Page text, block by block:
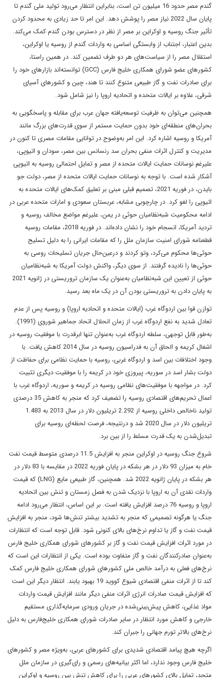
گندم مصر حدود 16 میلیون تن است، بنابراین انتظار می‌رود تولید ملی گندم تا
پایان سال 2022 نیاز مصر را پوشش دهد. این امر تا حد زیادی به محدود کردن
تأثیر جنگ روسیه و اوکراین بر مصر از نظر در دسترس بودن گندم کمک می‌کند.
بدین اعتبار، اجتناب از وابستگی اساسی به واردات گندم از روسیه یا اوکراین،
استقلال مصر را از سیاست‌های هر دو طرف تضمین کند. در همین راستا،
کشورهای عضو شورای همکاری خلیج فارس (GCC) توانسته‌اند بازارهای خود را
برای صادرات نفت و گاز طبیعی متنوع کنند تا هند، چین و کشورهای آسیای
شرقی، علاوه بر ایالات متحده و اتحادیه اروپا را نیز شامل شود.
همچنین می‌توان به ظرفیت توسعه‌یافته جهان عرب برای مقابله و پاسخگویی به
بحران‌های منطقه‌ای خود بدون حمایت مستمر از سوی قدرت‌های بزرگ مانند
آمریکا و روسیه اشاره کرد. این امر به‌وضوح در توانایی مقامات مصری تا کنون در
مدیریت و کنترل اثرات منفی بحران سد رنسانس بین مصر، سودان و اتیوپی،
علیرغم نوسانات حمایت ایالات متحده از مصر و تمایل احتمالی روسیه به اتیوپی
آشکار شده است. با توجه به نوسانات حمایت ایالات متحده از مصر، دولت جو
بایدن، در فوریه 2021، تصمیم قبلی مبنی بر تعلیق کمک‌های ایالات متحده به
اتیوپی را لغو کرد. در چارچوبی مشابه، عربستان سعودی و امارات متحده عربی در
ادامه محکومیت شبه‌نظامیان حوثی در یمن، علیرغم مواضع مخالف روسیه و
تردید آمریکا، انسجام خود را نشان داده‌اند. در فوریه 2018، مقامات روسیه
قطعنامه شورای امنیت سازمان ملل را که مقامات ایرانی را به دلیل تسلیح
حوثی‌ها محکوم می‌کرد، وتو کردند و درعین‌حال جریان تسلیحات روسی به
حوثی‌ها را نادیده گرفتند. از سوی دیگر، واکنش‌ دولت آمریکا به شبه‌نظامیان
حوثی از تعیین این شبه‌نظامیان به‌عنوان یک سازمان تروریستی در ژانویه 2021
به پایان دادن به تروریستی بودن آن در یک ماه بعد رسید.
توازن قوا بین اردوگاه غرب (ایالات متحده و اتحادیه اروپا) و روسیه پس از عدم
تعادل شدید به نفع اردوگاه غرب از زمان انحلال اتحاد جماهیر شوروی (1991).
به‌طور قابل توجهی، سلطه اردوگاه غرب به‌عنوان تنها ابرقدرت با موفقیت روسیه در
اشغال کریمه و الحاق آن به فدراسیون روسیه در سال 2014 کاهش یافت. با
وجود اختلافات بین اسد و اردوگاه غربی، روسیه با حمایت نظامی برای حفاظت از
دولت بشار اسد در سوریه، پیروزی خود در کریمه را با موفقیت دیگری تثبیت
کرد. در مواجهه با موفقیت‌های نظامی روسیه در کریمه و سوریه، اردوگاه غرب با
اعمال تحریم‌های اقتصادی روسیه را تضعیف کرد که منجر به کاهش 35 درصدی
تولید ناخالص داخلی روسیه از 2.292 تریلیون دلار در سال 2013 به 1.483
تریلیون دلار در سال 2020 شد و درنتیجه، فرصت لحظه‌ای روسیه برای
تبدیل‌شدن به یک قدرت مسلط را از بین برد.
شروع جنگ روسیه در اوکراین منجر به افزایش 11.5 درصدی متوسط قیمت نفت
خام به میزان 93 دلار در هر بشکه در پایان فوریه 2022 در مقایسه با 83 دلار در
هر بشکه در پایان ژانویه 2022 شد. همچنین، گاز طبیعی مایع (LNG) که قیمت
واردات نقدی آن به اروپا با نزدیک شدن به فصل زمستان و تنش بین اتحادیه
اروپا و روسیه 76 درصد افزایش یافته است. بر این اساس، انتظار می‌رود ادامه
جنگ یا هرگونه تصمیمی که منجر به تشدید بیشتر تنش‌ها شود، منجر به افزایش
قیمت نفت و گاز یا تداوم نرخ‌های بالای کنونی شود. قابل توجه است که انتظارات
در مورد اثرات افزایش قیمت نفت و گاز بر کشورهای شورای همکاری خلیج فارس
به‌عنوان صادرکنندگان نفت و گاز متفاوت بوده است. یکی از انتظارات این است که
نرخ‌های فعلی به درآمد خالص ملی کشورهای شورای همکاری خلیج فارس کمک
کند تا از اثرات منفی اقتصادی شیوع کووید 19 بهبود یابند. انتظار دیگر این است
که افزایش قیمت صادرات انرژی اثرات منفی دیگر مانند افزایش قیمت واردات
مواد غذایی، کاهش پیش‌بینی‌شده در جریان ورودی سرمایه‌گذاری مستقیم
خارجی و کاهش مورد انتظار در سایر صادرات شورای همکاری خلیج‌فارس به دلیل
نرخ‌های بالاتر تورم جهانی را جبران کند.
اگرچه هیچ پیامد اقتصادی شدیدی برای کشورهای عربی، به‌ویژه مصر و کشورهای
خلیج فارس وجود ندارد، اما اکثر بیانیه‌های رسمی و رای‌گیری در سازمان ملل
متحد، تمایل بالای کشورهای عربی را برای کاهش تنش بین روسیه و اوکراین